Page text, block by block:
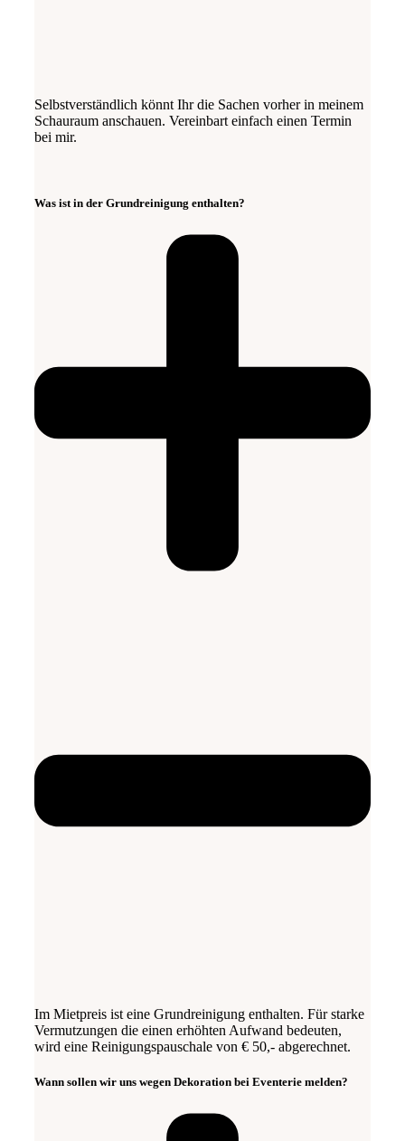
Selbstverständlich könnt Ihr die Sachen vorher in meinem
Schauraum anschauen. Vereinbart einfach einen Termin
bei mir.
Was ist in der Grundreinigung enthalten?
Im Mietpreis ist eine Grundreinigung enthalten. Für starke
Vermutzungen die einen erhöhten Aufwand bedeuten,
wird eine Reinigungspauschale von € 50,- abgerechnet.
Wann sollen wir uns wegen Dekoration bei Eventerie melden?